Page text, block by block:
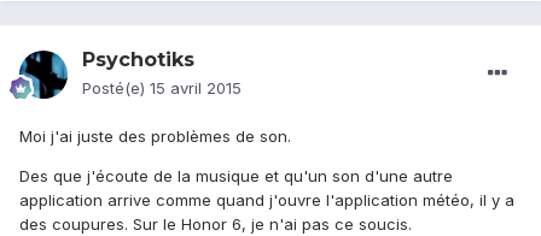
Psychotiks
Posté(e) 15 avril 2015
Moi j'ai juste des problèmes de son.
Des que j'écoute de la musique et qu'un son d'une autre
application arrive comme quand j'ouvre l'application météo, il y a
des coupures. Sur le Honor 6, je n'ai pas ce soucis.